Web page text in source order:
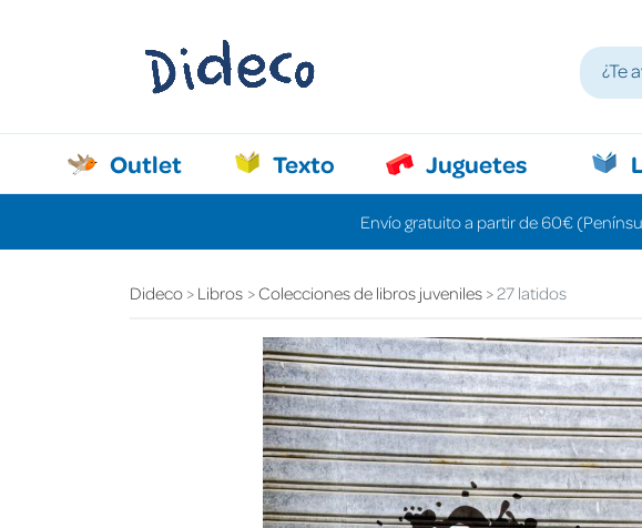
Outlet Texto Juguetes
Envío gratuito a partir de 60€
Dideco Libros Colecciones de libros juveniles 27 latidos